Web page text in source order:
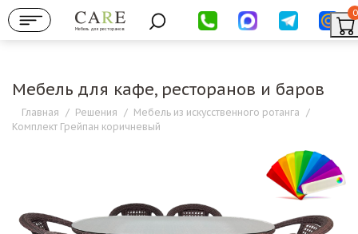
Мебель для ресторанов
0
Мебель для кафе, ресторанов и баров
Главная / Решения / Мебель из искусственного ротанга /
Комплект Грейпан коричневый